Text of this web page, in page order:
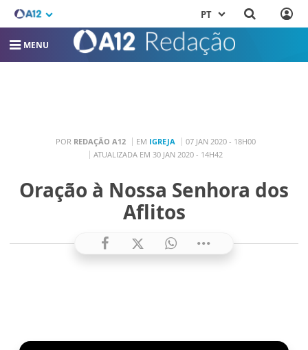
PT
MENU
POR REDAÇÃO A12 EM IGREJA
07 JAN 2020 - 18H00
ATUALIZADA EM 30 JAN 2020 - 14H42
Oração à Nossa Senhora dos
Aflitos